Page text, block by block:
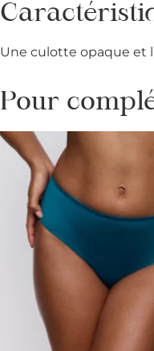
Une culotte opaque et
Pour